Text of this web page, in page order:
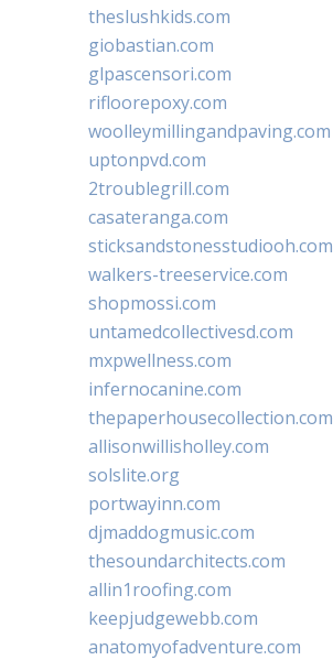
theslushkids.com
giobastian.com
glpascensori.com
rifloorepoxy.com
woolleymillingandpaving.com
uptonpvd.com
2troublegrill.com
casateranga.com
sticksandstonesstudiooh.com
walkers-treeservice.com
shopmossi.com
untamedcollectivesd.com
mxpwellness.com
infernocanine.com
thepaperhousecollection.com
allisonwillisholley.com
solslite.org
portwayinn.com
djmaddogmusic.com
thesoundarchitects.com
allin1roofing.com
keepjudgewebb.com
anatomyofadventure.com